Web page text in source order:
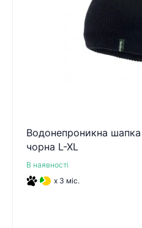
Водонепроникна
чорна L-XL
В наявності
x 3 міс.